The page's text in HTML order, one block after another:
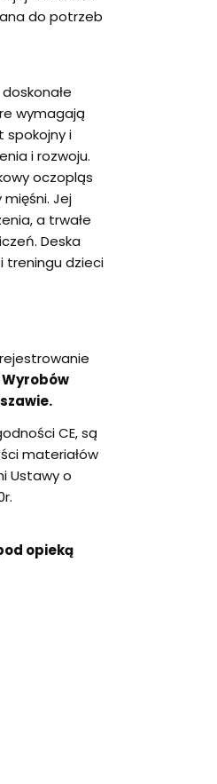
do potrzeb
wymagają
spokojny i
i rozwoju.
oczopląs
Jej
a trwałe
Deska
treningu dzieci
CE, są
materiałów
Ustawy o
opieką